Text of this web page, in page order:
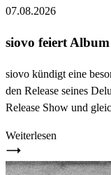
07.08.2026
siovo feiert
siovo kündigt eine
den Release seines
Release Show und
Weiterlesen